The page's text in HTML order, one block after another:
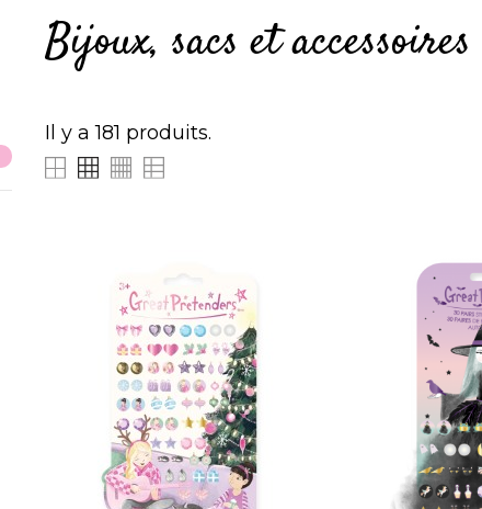
Bijoux, sacs et accessoires
Il y a 181 produits.